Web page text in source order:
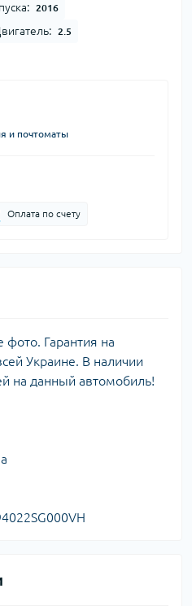
2016
2.5
и почтоматы
Оплата по счету
Гарантия на
Украине. В наличии
на данный автомобиль!